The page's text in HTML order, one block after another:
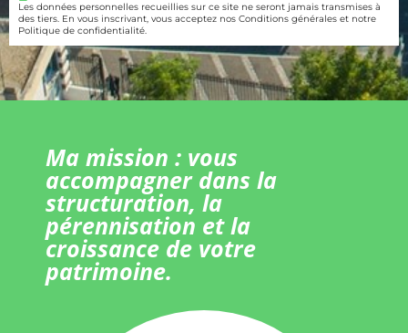
Les données personnelles recueillies sur ce site ne seront jamais transmises à
des tiers. En vous inscrivant, vous acceptez nos Conditions générales et notre
Politique de confidentialité.
Ma mission : vous
accompagner dans la
structuration, la
pérennisation et la
croissance de votre
patrimoine.